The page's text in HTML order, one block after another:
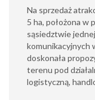
Na sprzedaż
5 ha, położona w
sąsiedztwie
komunikacyjnych
doskonała
terenu pod
logistyczną,